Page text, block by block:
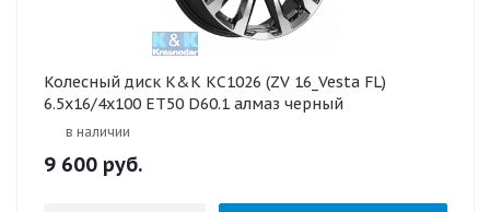
Колесный диск K&K КС1026 (ZV 16_Vesta FL)
6.5x16/4x100 ET50 D60.1 алмаз черный
в наличии
9 600 руб.